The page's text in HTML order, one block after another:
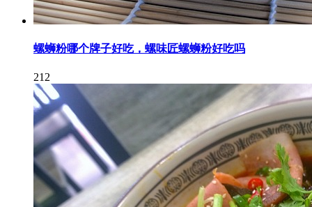
螺蛳粉哪个牌子好吃，螺味匠螺蛳粉好吃吗
212